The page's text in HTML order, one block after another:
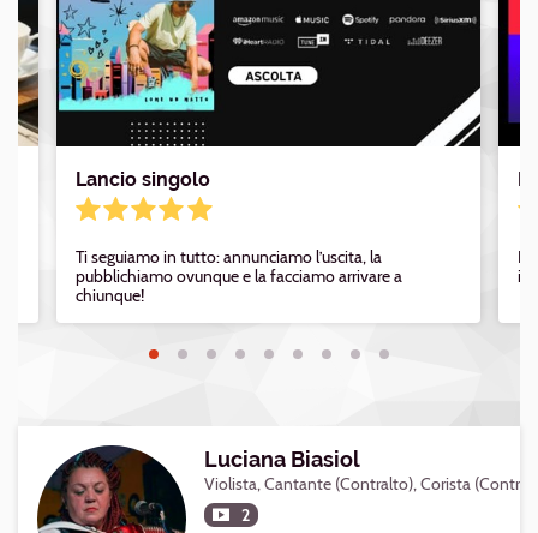
Lancio singolo
Ti seguiamo in tutto: annunciamo l’uscita, la
pubblichiamo ovunque e la facciamo arrivare a
chiunque!
i
Luciana Biasiol
Violista, Cantante (Contralto), Corista
2